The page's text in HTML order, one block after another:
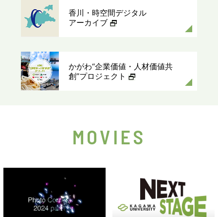
香川・時空間デジタル
アーカイブ
かがわ“企業価値・人材価値共
創”プロジェクト
MOVIES